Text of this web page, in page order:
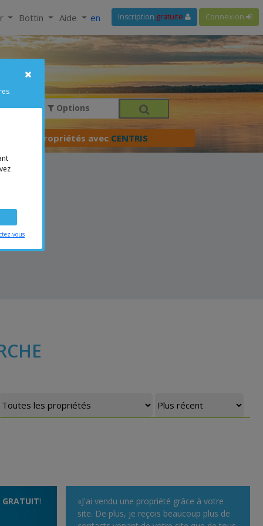
Bottin Aide en Inscription gratuite Connexion
Options
vos propriétés avec CENTRIS
GRATUIT!
«J'ai vendu une propriété grâce à votre
site. De plus, je reçois beaucoup plus de
vous